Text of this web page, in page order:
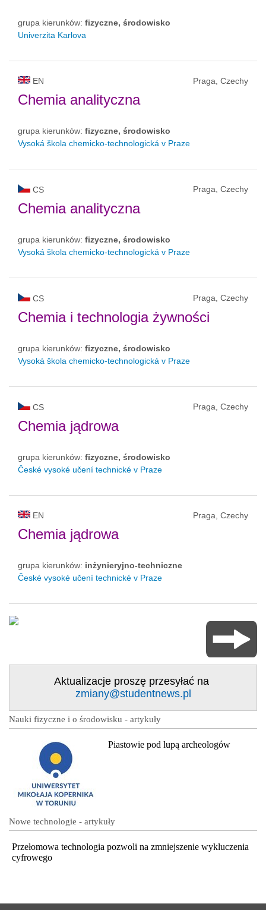
grupa kierunków: fizyczne, środowisko
Univerzita Karlova
EN Praga, Czechy
Chemia analityczna
grupa kierunków: fizyczne, środowisko
Vysoká škola chemicko-technologická v Praze
CS Praga, Czechy
Chemia analityczna
grupa kierunków: fizyczne, środowisko
Vysoká škola chemicko-technologická v Praze
CS Praga, Czechy
Chemia i technologia żywności
grupa kierunków: fizyczne, środowisko
Vysoká škola chemicko-technologická v Praze
CS Praga, Czechy
Chemia jądrowa
grupa kierunków: fizyczne, środowisko
České vysoké učení technické v Praze
EN Praga, Czechy
Chemia jądrowa
grupa kierunków: inżynieryjno-techniczne
České vysoké učení technické v Praze
Aktualizacje proszę przesyłać na
zmiany@studentnews.pl
Nauki fizyczne i o środowisku - artykuły
Piastowie pod lupą archeologów
Nowe technologie - artykuły
Przełomowa technologia pozwoli na zmniejszenie wykluczenia
cyfrowego